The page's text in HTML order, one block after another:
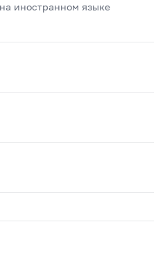
иностранном языке